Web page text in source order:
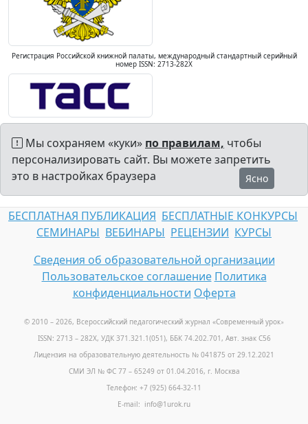
Регистрация Российской книжной палаты, международный стандартный серийный
номер ISSN: 2713-282X
Мы сохраняем «куки» по правилам, чтобы
персонализировать сайт. Вы можете запретить
это в настройках браузера
Ясно
БЕСПЛАТНАЯ ПУБЛИКАЦИЯ БЕСПЛАТНЫЕ КОНКУРСЫ
СЕМИНАРЫ ВЕБИНАРЫ РЕЦЕНЗИИ КУРСЫ
Сведения об образовательной организации
Пользовательское соглашение Политика
конфиденциальности Оферта
© 2010 – 2026, Всероссийский педагогический журнал «Современный урок»
ISSN: 2713 – 282X, УДК 371.321.1(051), ББК 74.202.701, Авт. знак С56
Лицензия на образовательную деятельность № 041875 от 29.12.2021
СМИ ЭЛ № ФС 77 – 65249 от 01.04.2016, г. Москва
Телефон: +7 (925) 664-32-11
E-mail: info@1urok.ru